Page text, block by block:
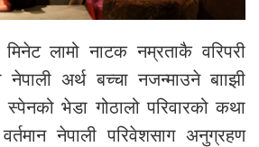
लामो नाटक नम्रताकै वरिपरी
अर्थ बच्चा नजन्माउने बााझी
भेडा गोठालो परिवारको कथा
नेपाली परिवेशसाग अनुग्रहण